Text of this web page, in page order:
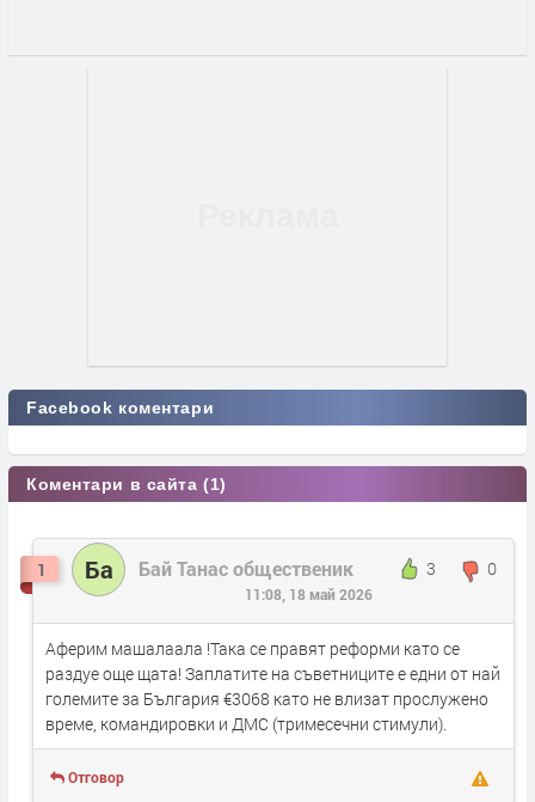
Facebook коментари
Коментари в сайта (1)
1 Ба Бай Танас общественик 3 0
11:08, 18 май 2026
Аферим машалаала !Така се правят реформи като се
раздуе още щата! Заплатите на съветниците е едни от най
големите за България €3068 като не влизат прослужено
време, командировки и ДМС (тримесечни стимули).
Отговор